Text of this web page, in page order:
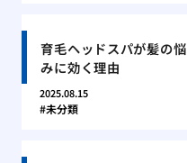
育毛ヘッドスパが髪の悩
みに効く理由
2025.08.15
未分類